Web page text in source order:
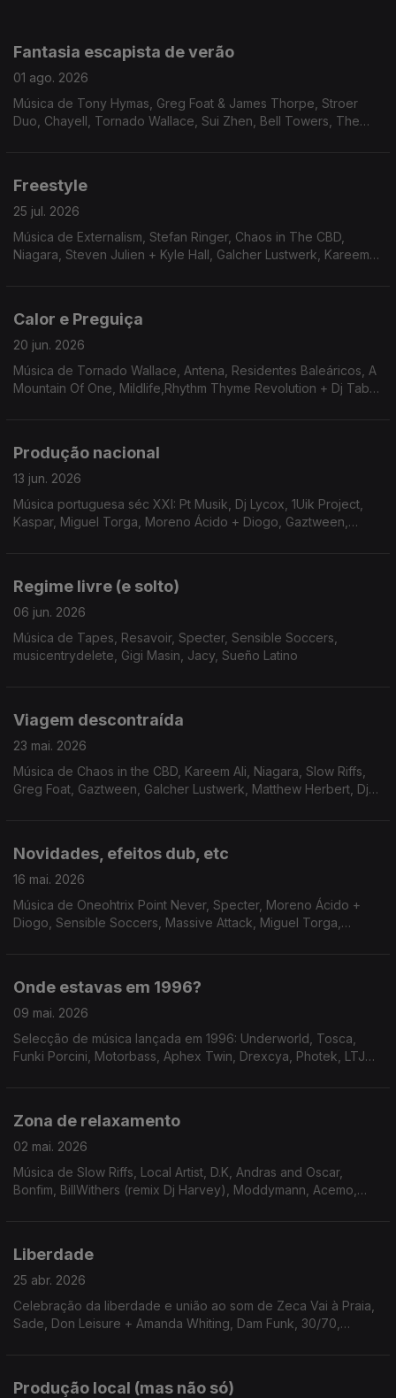
Fantasia escapista de verão
01 ago. 2026
Música de Tony Hymas, Greg Foat & James Thorpe, Stroer
Duo, Chayell, Tornado Wallace, Sui Zhen, Bell Towers, The
Freestyle
25 jul. 2026
Música de Externalism, Stefan Ringer, Chaos in The CBD,
Niagara, Steven Julien + Kyle Hall, Galcher Lustwerk, Kareem
Calor e Preguiça
20 jun. 2026
Música de Tornado Wallace, Antena, Residentes Baleáricos, A
Mountain Of One, Mildlife,Rhythm Thyme Revolution + Dj Tabu,
Produção nacional
13 jun. 2026
Música portuguesa séc XXI: Pt Musik, Dj Lycox, 1Uik Project,
Kaspar, Miguel Torga, Moreno Ácido + Diogo, Gaztween,
Regime livre (e solto)
06 jun. 2026
Música de Tapes, Resavoir, Specter, Sensible Soccers,
musicentrydelete, Gigi Masin, Jacy, Sueño Latino
Viagem descontraída
23 mai. 2026
Música de Chaos in the CBD, Kareem Ali, Niagara, Slow Riffs,
Greg Foat, Gaztween, Galcher Lustwerk, Matthew Herbert, Dj
Novidades, efeitos dub, etc
16 mai. 2026
Música de Oneohtrix Point Never, Specter, Moreno Ácido +
Diogo, Sensible Soccers, Massive Attack, Miguel Torga,
Onde estavas em 1996?
09 mai. 2026
Selecção de música lançada em 1996: Underworld, Tosca,
Funki Porcini, Motorbass, Aphex Twin, Drexcya, Photek, LTJ
Zona de relaxamento
02 mai. 2026
Música de Slow Riffs, Local Artist, D.K, Andras and Oscar,
Bonfim, BillWithers (remix Dj Harvey), Moddymann, Acemo,
Liberdade
25 abr. 2026
Celebração da liberdade e união ao som de Zeca Vai à Praia,
Sade, Don Leisure + Amanda Whiting, Dam Funk, 30/70,
Produção local (mas não só)